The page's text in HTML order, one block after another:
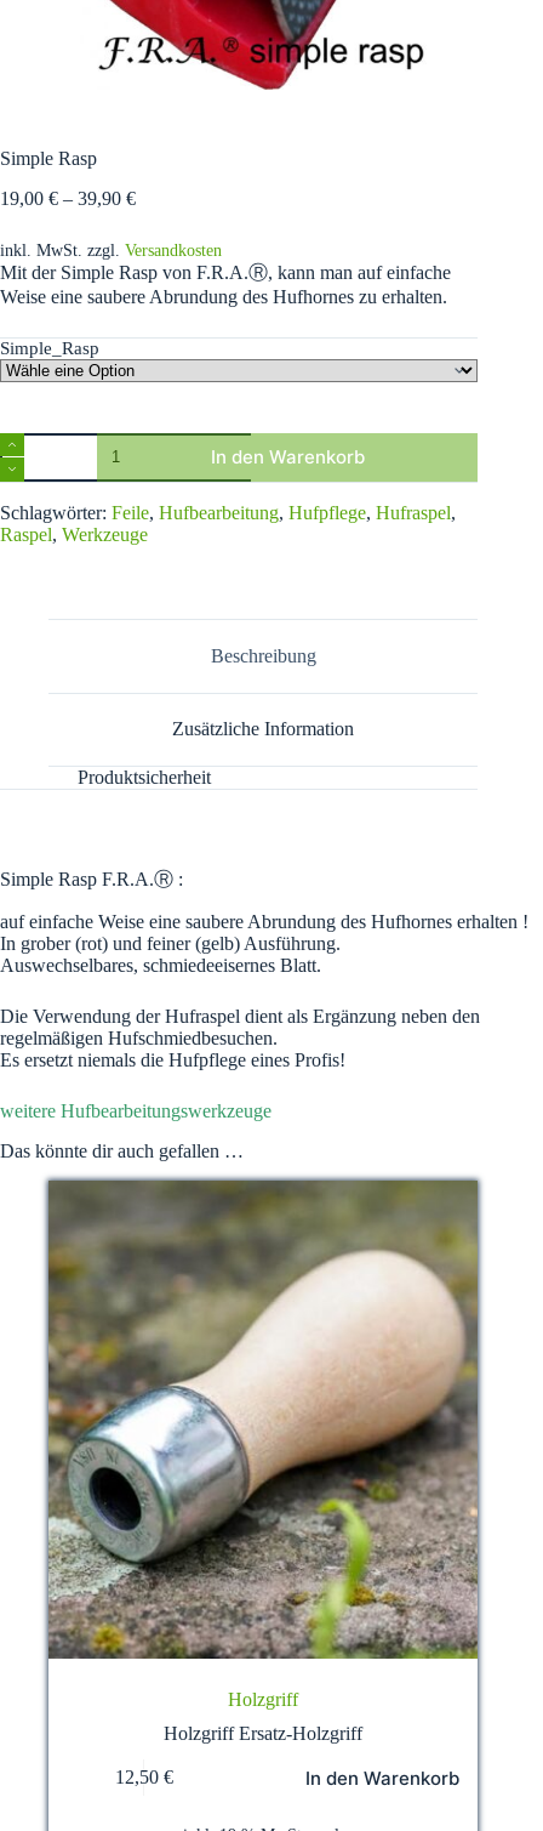
Simple Rasp
19,00 € – 39,90 €
inkl. MwSt. zzgl. Versandkosten
Mit der Simple Rasp von F.R.A.Ⓡ, kann man auf einfache
Weise eine saubere Abrundung des Hufhornes zu erhalten.
Simple_Rasp
Simple
Rasp
Menge
In den Warenkorb
l
t
Schlagwörter: Feile, Hufbearbeitung, Hufpflege, Hufraspel,
Raspel, Werkzeuge
Beschreibung
Zusätzliche Information
Produktsicherheit
Simple Rasp F.R.A.Ⓡ :
auf einfache Weise eine saubere Abrundung des Hufhornes erhalten !
In grober (rot) und feiner (gelb) Ausführung.
Auswechselbares, schmiedeeisernes Blatt.
Die Verwendung der Hufraspel dient als Ergänzung neben den
regelmäßigen Hufschmiedbesuchen.
Es ersetzt niemals die Hufpflege eines Profis!
weitere Hufbearbeitungswerkzeuge
Das könnte dir auch gefallen …
Holzgriff
Holzgriff Ersatz-Holzgriff
12,50 € In den Warenkorb